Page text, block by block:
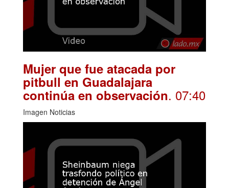
Mujer que fue atacada por
pitbull en Guadalajara
continúa en observación. 07:40
Imagen Noticias